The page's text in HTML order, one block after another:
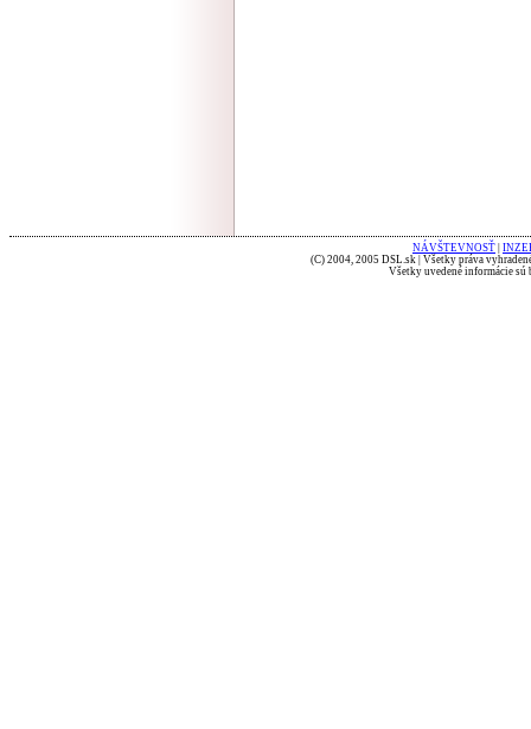
NÁVŠTEVNOSŤ
(C) 2004, 2005 DSL.sk | Všetky práva
Všetky uvedené informácie sú